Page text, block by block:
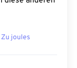
joules